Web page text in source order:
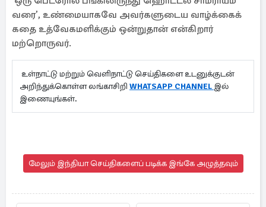
வரை’, உண்மையாகவே அவர்களுடைய வாழ்க்கைக்
கதை உத்வேகமளிக்கும் ஒன்றுதான் என்கிறார்
மற்றொருவர்.
உள்நாட்டு மற்றும் வெளிநாட்டு செய்திகளை உடனுக்குடன்
அறிந்துக்கொள்ள லங்காசிறி WHATSAPP CHANNEL இல்
இணையுங்கள்.
மேலும் இந்தியா செய்திகளைப் படிக்க இங்கே அழுத்தவும்